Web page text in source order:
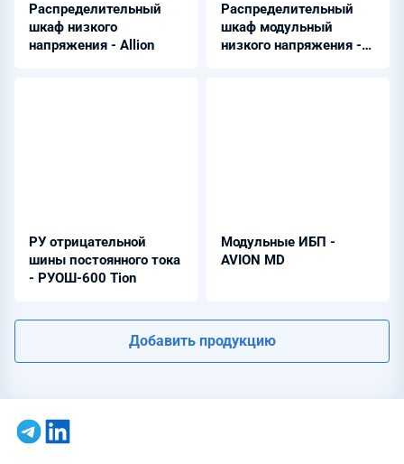
Распределительный
шкаф низкого
напряжения - Allion
Распределительный
шкаф модульный
низкого напряжения -
РУ отрицательной
шины постоянного тока
- РУОШ-600 Tion
Модульные ИБП -
AVION MD
Добавить продукцию